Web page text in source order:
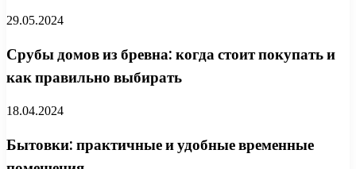
29.05.2024
Срубы домов из бревна: когда стоит покупать и
как правильно выбирать
18.04.2024
Бытовки: практичные и удобные временные